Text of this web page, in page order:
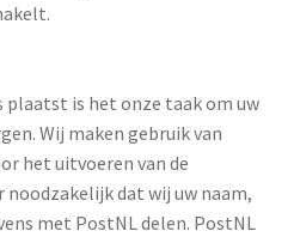
plaatst is het onze taak om uw
Wij maken gebruik van
het uitvoeren van de
noodzakelijk dat wij uw naam,
met PostNL delen. PostNL